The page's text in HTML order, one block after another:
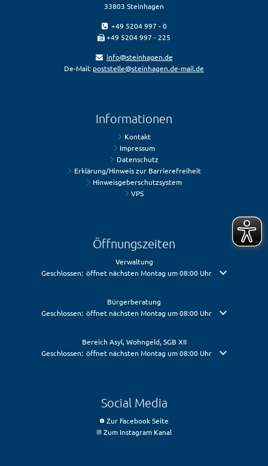
33803 Steinhagen
+49 5204 997 - 0
+49 5204 997 - 225
info@steinhagen.de
De-Mail: poststelle@steinhagen.de-mail.de
Informationen
Kontakt
Impressum
Datenschutz
Erklärung/Hinweis zur Barrierefreiheit
Hinweisgeberschutzsystem
VPS
Öffnungszeiten
Verwaltung
Klicken, um weitere Öffnungs- oder Schließzeiten auszublenden
Geschlossen: öffnet nächsten Montag um 08:00 Uhr
Bürgerberatung
Klicken, um weitere Öffnungs- oder Schließzeiten auszublenden
Geschlossen: öffnet nächsten Montag um 08:00 Uhr
Bereich Asyl, Wohngeld, SGB XII
Klicken, um weitere Öffnungs- oder Schließzeiten auszublenden
Geschlossen: öffnet nächsten Montag um 08:00 Uhr
Social Media
Zur Facebook Seite
Zum Instagram Kanal